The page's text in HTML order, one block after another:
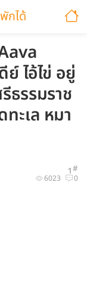
กได้
ไอ้ไข่ อยู่
ธรรมราช
ะเล หมา
1#
6023 0